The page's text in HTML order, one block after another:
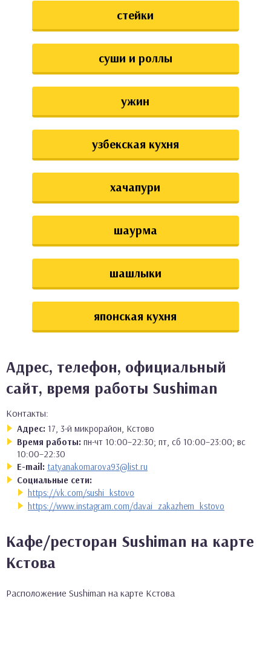
стейки
суши и роллы
ужин
узбекская кухня
хачапури
шаурма
шашлыки
японская кухня
Адрес, телефон, официальный
сайт, время работы Sushiman
Контакты:
Адрес: 17, 3-й микрорайон, Кстово
Время работы: пн-чт 10:00–22:30; пт, сб 10:00–23:00; вс
10:00–22:30
E-mail: tatyanakomarova93@list.ru
Социальные сети:
https://vk.com/sushi_kstovo
https://www.instagram.com/davai_zakazhem_kstovo
Кафе/ресторан Sushiman на карте
Кстова
Расположение Sushiman на карте Кстова